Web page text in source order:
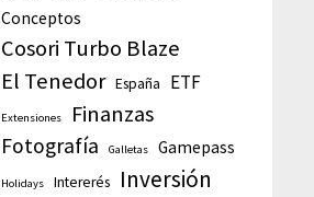
Conceptos
Cosori Turbo Blaze
El Tenedor España ETF
Extensiones Finanzas
Fotografía Galletas Gamepass
Holidays Intererés Inversión